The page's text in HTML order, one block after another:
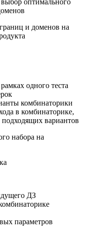
и доменов на
одного теста
комбинаторики
в комбинаторике,
вариантов
набора на
ДЗ
параметров